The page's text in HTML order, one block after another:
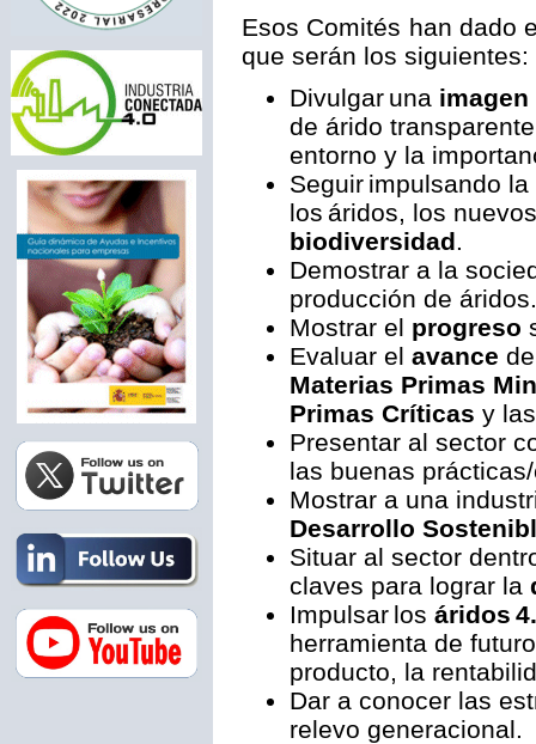
Esos Comités han dado
que serán los siguientes:
Divulgar una
de árido
entorno y la
Seguir impulsando la
los áridos, los
biodiversidad.
Demostrar a la
producción de
Mostrar el progreso
Evaluar el avance
Materias Primas
Primas Críticas y
Presentar al sector
las buenas
Mostrar a una
Desarrollo
Situar al sector
claves para lograr la
Impulsar los áridos
herramienta de
producto, la
Dar a conocer las
relevo generacional.